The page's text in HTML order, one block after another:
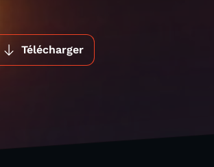
Télécharger